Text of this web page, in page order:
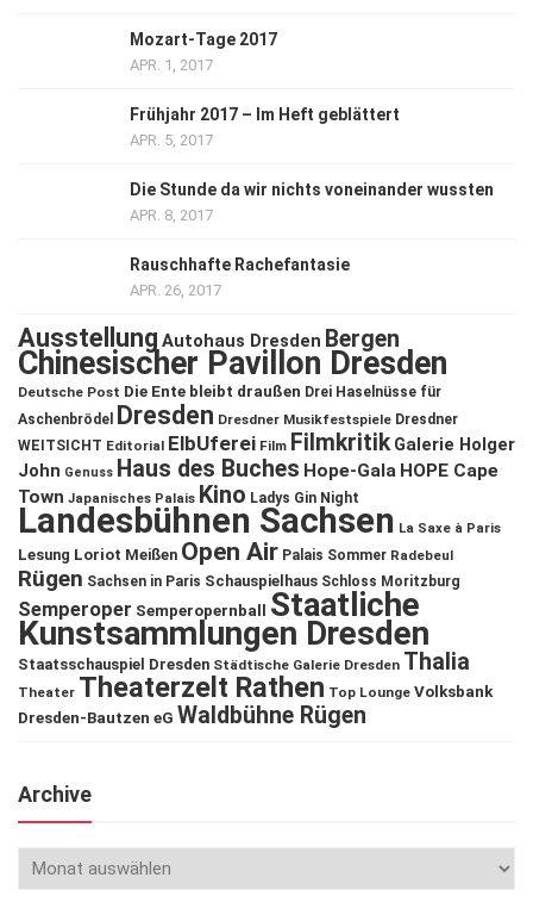
Mozart-Tage 2017
APR. 1, 2017
Frühjahr 2017 – Im Heft geblättert
APR. 5, 2017
Die Stunde da wir nichts voneinander wussten
APR. 8, 2017
Rauschhafte Rachefantasie
APR. 26, 2017
Ausstellung Autohaus Dresden Bergen
Chinesischer Pavillon Dresden
Deutsche Post Die Ente bleibt draußen Drei Haselnüsse für
Aschenbrödel
Dresden Dresdner Musikfestspiele Dresdner
WEITSICHT Editorial ElbUferei Film Filmkritik Galerie Holger
John Genuss Haus des Buches Hope-Gala HOPE Cape
Town Japanisches Palais Kino Ladys Gin Night
Landesbühnen Sachsen La Saxe à Paris
Lesung Loriot Meißen Open Air Palais Sommer Radebeul
Rügen Sachsen in Paris Schauspielhaus Schloss Moritzburg
Semperoper Semperopernball Staatliche
Kunstsammlungen Dresden
Staatsschauspiel Dresden Städtische Galerie Dresden Thalia
Theater Theaterzelt Rathen Top Lounge Volksbank
Dresden-Bautzen eG Waldbühne Rügen
Archive